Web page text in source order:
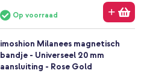
Op voorraad
imoshion Milanees magnetisch
bandje - Universeel 20 mm
aansluiting - Rose Gold